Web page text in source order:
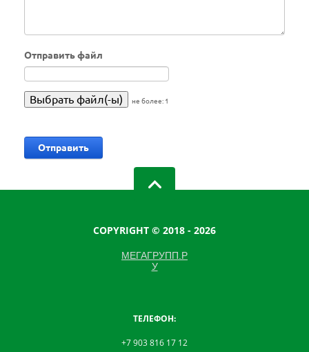
Отправить файл
не более: 1
COPYRIGHT © 2018 - 2026
МЕГАГРУПП.Р
У
ТЕЛЕФОН:
+7 903 816 17 12